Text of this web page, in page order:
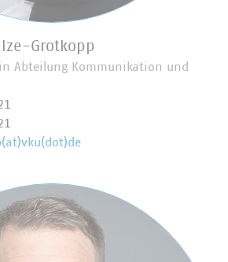
Grotkopp
Abteilung Kommunikation und